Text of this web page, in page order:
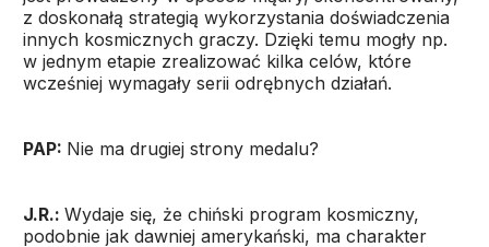
z doskonałą strategią wykorzystania doświadczenia
innych kosmicznych graczy. Dzięki temu mogły np.
w jednym etapie zrealizować kilka celów, które
wcześniej wymagały serii odrębnych działań.
PAP: Nie ma drugiej strony medalu?
J.R.: Wydaje się, że chiński program kosmiczny,
podobnie jak dawniej amerykański, ma charakter